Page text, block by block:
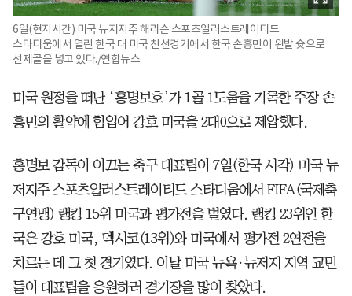
6일(현지시간) 미국 뉴저지주 해리슨 스포츠일러스트레이티드
스타디움에서 열린 한국 대 미국 친선경기에서 한국 손흥민이 왼발 슛으로
선제골을 넣고 있다./연합뉴스
미국 원정을 떠난 ‘홍명보호’가 1골 1도움을 기록한 주장 손
흥민의 활약에 힘입어 강호 미국을 2대0으로 제압했다.
홍명보 감독이 이끄는 축구 대표팀이 7일(한국 시각) 미국 뉴
저지주 스포츠일러스트레이티드 스타디움에서 FIFA(국제축
구연맹) 랭킹 15위 미국과 평가전을 벌였다. 랭킹 23위인 한
국은 강호 미국, 멕시코(13위)와 미국에서 평가전 2연전을
치르는 데 그 첫 경기였다. 이날 미국 뉴욕·뉴저지 지역 교민
들이 대표팀을 응원하러 경기장을 많이 찾았다.